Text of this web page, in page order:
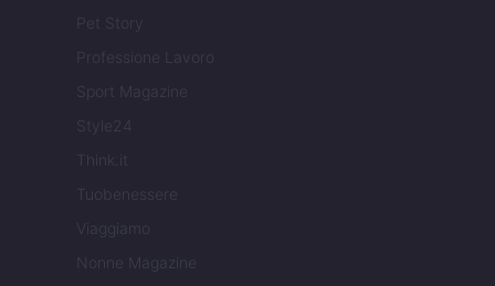
Pet Story
Professione Lavoro
Sport Magazine
Style24
Think.it
Tuobenessere
Viaggiamo
Nonne Magazine